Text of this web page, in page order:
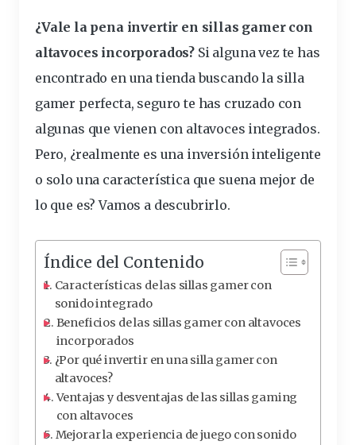
¿Vale la pena invertir en sillas gamercon
altavoces incorporados? Si alguna vez te has
encontrado en una tienda buscando la silla
gamer perfecta, seguro te has cruzado con
algunas que vienen con altavoces integrados.
Pero, ¿realmente es una inversióninteligente
o solo una característicaque suena mejor de
lo que es? Vamos a descubrirlo.
Índice del Contenido
Características de las sillas gamer con
sonido integrado
Beneficios de las sillas gamer con altavoces
incorporados
¿Por qué invertir en una silla gamer con
altavoces?
Ventajas y desventajas de las sillas gaming
con altavoces
Mejorar la experiencia de juego con sonido